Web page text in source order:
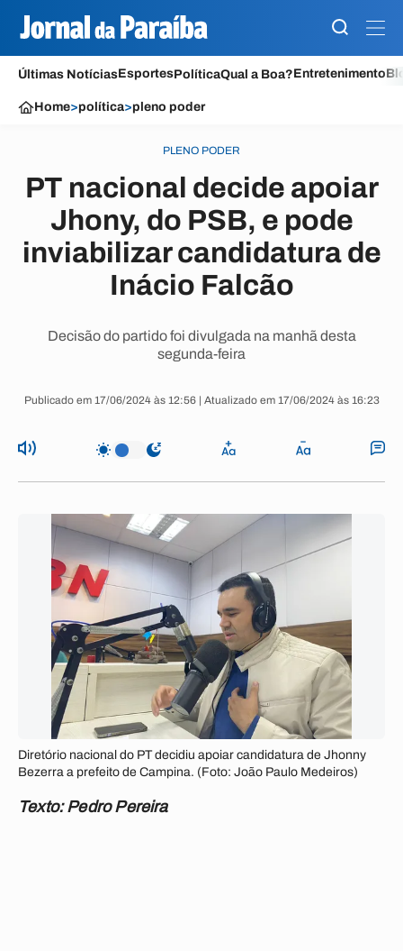
Últimas NotíciasEsportesPolíticaQual a Boa?Entretenimento
Home>política>pleno poder
PLENO PODER
PT nacional decide apoiar
Jhony, do PSB, e pode
inviabilizar candidatura de
Inácio Falcão
Decisão do partido foi divulgada na manhã desta
segunda-feira
Publicado em 17/06/2024 às 12:56 | Atualizado em 17/06/2024 às 16:23
Diretório nacional do PT decidiu apoiar candidatura de Jhonny
Bezerra a prefeito de Campina. (Foto: João Paulo Medeiros)
Texto: Pedro Pereira